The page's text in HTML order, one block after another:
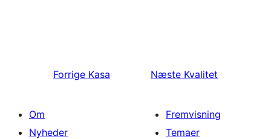
Forrige Kasa Næste Kvalitet
Om
Nyheder
Fremvisning
Temaer